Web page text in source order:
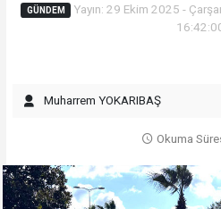
GÜNDEM
Yayın: 29 Ekim 2025 -
Muharrem YOKARIBAŞ
Okuma